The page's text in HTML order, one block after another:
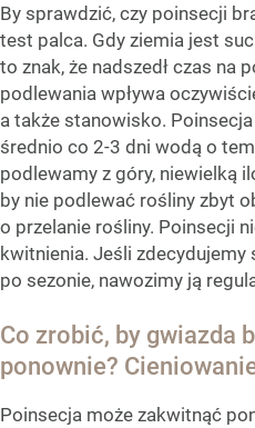
By sprawdzić, czy poinsecji
test palca. Gdy ziemia jest
to znak, że nadszedł czas na
podlewania wpływa
a także stanowisko.
średnio co 2-3 dni wodą o
podlewamy z góry, niewielką
by nie podlewać rośliny zbyt
o przelanie rośliny. Poinsecji
kwitnienia. Jeśli zdecydujemy
po sezonie, nawozimy ją
Co zrobić, by gwiazda
ponownie?
Poinsecja może zakwitnąć